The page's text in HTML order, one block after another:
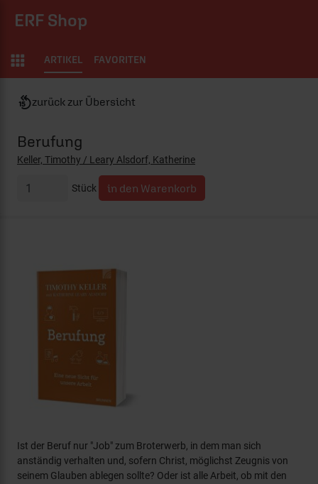
ERF Shop
ARTIKEL FAVORITEN
zurück zur Übersicht
Stück
Berufung
Keller, Timothy / Leary Alsdorf, Katherine
Ist der Beruf nur "Job" zum Broterwerb, in dem man sich
anständig verhalten und, sofern Christ, möglichst Zeugnis von
seinem Glauben ablegen sollte? Oder ist alle Arbeit, ob mit den